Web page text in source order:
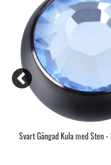
Svart Gängad Kula med Sten